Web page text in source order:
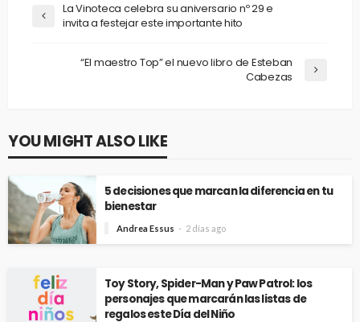
La Vinoteca celebra su aniversario nº 29 e
invita a festejar este importante hito
“El maestro Top” el nuevo libro de Esteban
Cabezas
YOU MIGHT ALSO LIKE
5 decisiones que marcan la diferencia en tu
bienestar
Andrea Essus 2 días ago
Toy Story, Spider-Man y Paw Patrol: los
personajes que marcarán las listas de
regalos este Día del Niño